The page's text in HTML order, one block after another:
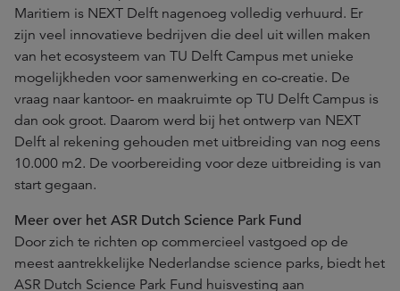
Maritiem is NEXT Delft nagenoeg volledig verhuurd. Er
zijn veel innovatieve bedrijven die deel uit willen maken
van het ecosysteem van TU Delft Campus met unieke
mogelijkheden voor samenwerking en co-creatie. De
vraag naar kantoor- en maakruimte op TU Delft Campus is
dan ook groot. Daarom werd bij het ontwerp van NEXT
Delft al rekening gehouden met uitbreiding van nog eens
10.000 m2. De voorbereiding voor deze uitbreiding is van
start gegaan.
Meer over het ASR Dutch Science Park Fund
Door zich te richten op commercieel vastgoed op de
meest aantrekkelijke Nederlandse science parks, biedt het
ASR Dutch Science Park Fund huisvesting aan